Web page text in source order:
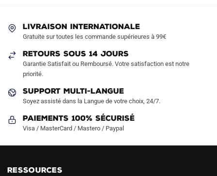
choisies
la
page
produit
page
LIVRAISON INTERNATIONALE
Gratuite sur toutes les commande supérieures à 99€
RETOURS SOUS 14 JOURS
Garantie Satisfait ou Remboursé. Votre satisfaction est notre
priorité.
SUPPORT MULTI-LANGUE
Soyez assisté dans la Langue de votre choix, 24/7.
Paiements 100% Sécurisé
Visa / MasterCard / Mastero / Paypal
RESSOURCES